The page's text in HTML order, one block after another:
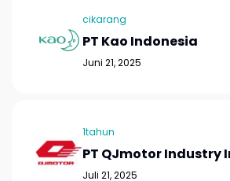
cikarang
PT Kao Indonesia
Juni 21, 2025
1tahun
PT QJmotor Industry
Juli 21, 2025